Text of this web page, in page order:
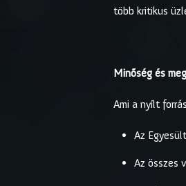
több kritikus
Minőség és
Ami a nyílt
Az
Az összes